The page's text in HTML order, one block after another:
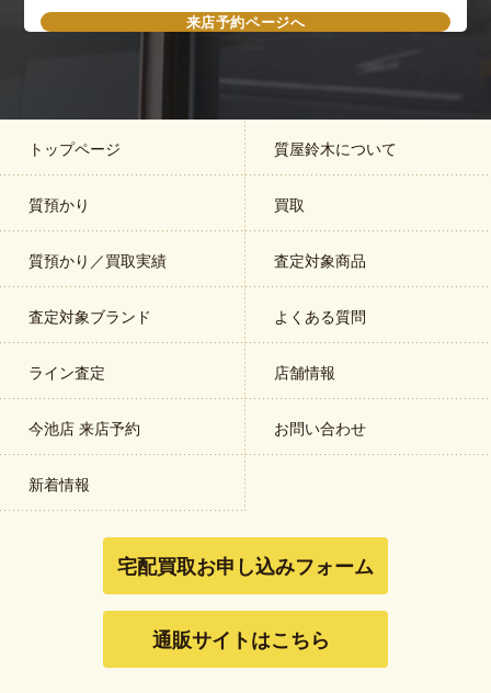
来店予約ページへ
トップページ 質屋鈴木について
質預かり 買取
質預かり／買取実績 査定対象商品
査定対象ブランド よくある質問
ライン査定 店舗情報
今池店 来店予約 お問い合わせ
新着情報
宅配買取お申し込みフォーム
通販サイトはこちら